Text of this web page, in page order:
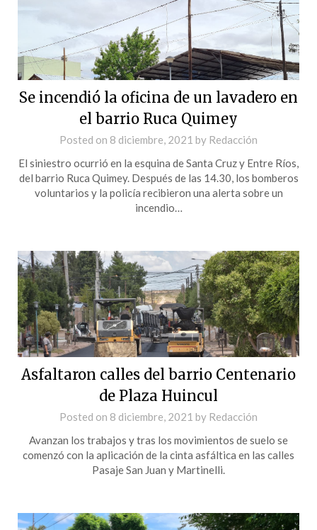
Se incendió la oficina de un lavadero en
el barrio Ruca Quimey
Posted on 8 diciembre, 2021 by Redacción
El siniestro ocurrió en la esquina de Santa Cruz y Entre Ríos,
del barrio Ruca Quimey. Después de las 14.30, los bomberos
voluntarios y la policía recibieron una alerta sobre un
incendio…
Asfaltaron calles del barrio Centenario
de Plaza Huincul
Posted on 8 diciembre, 2021 by Redacción
Avanzan los trabajos y tras los movimientos de suelo se
comenzó con la aplicación de la cinta asfáltica en las calles
Pasaje San Juan y Martinelli.